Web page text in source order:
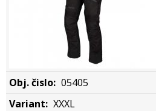
05405
XXXL